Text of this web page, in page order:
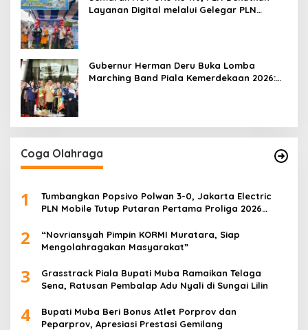
Layanan Digital melalui Gelegar PLN
Gubernur Herman Deru Buka Lomba
Marching Band Piala Kemerdekaan 2026:
Coga Olahraga
1
Tumbangkan Popsivo Polwan 3-0, Jakarta Electric
PLN Mobile Tutup Putaran Pertama Proliga 2026
2
“Novriansyah Pimpin KORMI Muratara, Siap
Mengolahragakan Masyarakat”
3
Grasstrack Piala Bupati Muba Ramaikan Telaga
Sena, Ratusan Pembalap Adu Nyali di Sungai Lilin
4
Bupati Muba Beri Bonus Atlet Porprov dan
Peparprov, Apresiasi Prestasi Gemilang